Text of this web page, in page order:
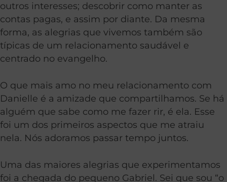
outros interesses; descobrir como manter as
contas pagas, e assim por diante. Da mesma
forma, as alegrias que vivemos também são
típicas de um relacionamento saudável e
centrado no evangelho.
O que mais amo no meu relacionamento com
Danielle é a amizade que compartilhamos. Se há
alguém que sabe como me fazer rir, é ela. Esse
foi um dos primeiros aspectos que me atraiu
nela. Nós adoramos passar tempo juntos.
Uma das maiores alegrias que experimentamos
foi a chegada do pequeno Gabriel. Sei que sou “o